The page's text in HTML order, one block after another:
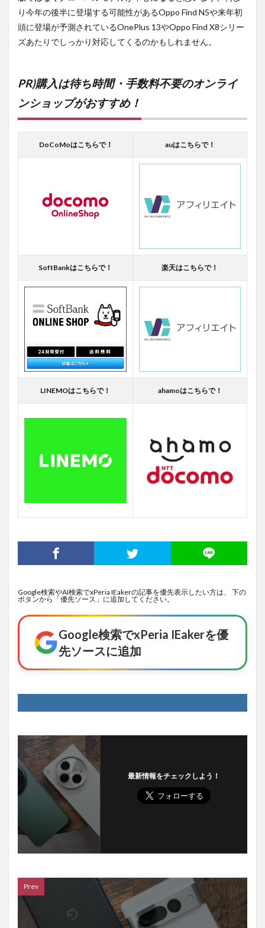
り今年の後半に登場する可能性があるOppo Find N5や来年初
頭に登場が予測されているOnePlus 13やOppo Find X8シリー
ズあたりでしっかり対応してくるのかもしれません。
PR)購入は待ち時間・手数料不要のオンライ
ンショップがおすすめ！
DoCoMoはこちらで！ auはこちらで！
SoftBankはこちらで！ 楽天はこちらで！
LINEMOはこちらで！ ahamoはこちらで！
Google検索やAI検索でxPeria IEakerの記事を優先表示したい方は、 下の
ボタンから「優先ソース」に追加してください。
Google検索でxPeria IEakerを優
先ソースに追加
最新情報をチェックしよう！
Prev